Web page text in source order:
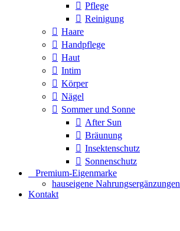
Pflege
Reinigung
Haare
Handpflege
Haut
Intim
Körper
Nägel
Sommer und Sonne
After Sun
Bräunung
Insektenschutz
Sonnenschutz
⠀​Premium-Eigenmarke
hauseigene Nahrungsergänzungen
Kontakt